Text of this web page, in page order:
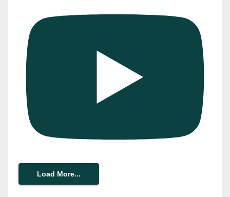
Load More...